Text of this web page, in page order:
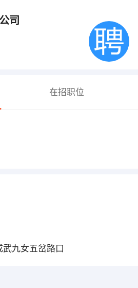
司
在招职位
武九女五岔路口